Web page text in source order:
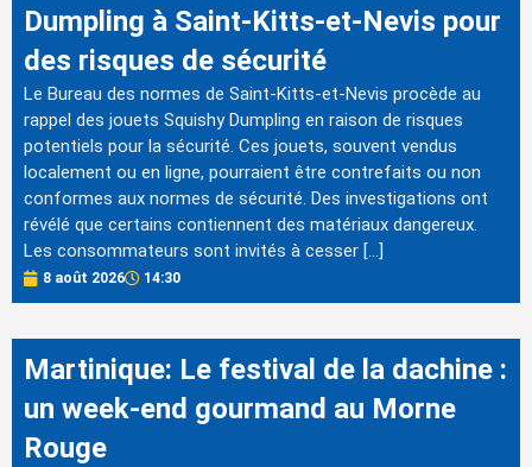
Dumpling à Saint-Kitts-et-Nevis pour
des risques de sécurité
Le Bureau des normes de Saint-Kitts-et-Nevis procède au
rappel des jouets Squishy Dumpling en raison de risques
potentiels pour la sécurité. Ces jouets, souvent vendus
localement ou en ligne, pourraient être contrefaits ou non
conformes aux normes de sécurité. Des investigations ont
révélé que certains contiennent des matériaux dangereux.
Les consommateurs sont invités à cesser […]
8 août 2026 14:30
Martinique: Le festival de la dachine :
un week-end gourmand au Morne
Rouge